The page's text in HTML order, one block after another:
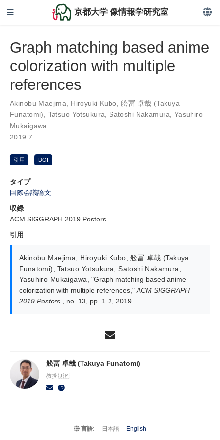
京都大学 像情報学研究室
Graph matching based anime
colorization with multiple
references
Akinobu Maejima Hiroyuki Kubo ,舩冨 卓哉 (Takuya
Funatomi)
Tatsuo Yotsukura Satoshi Nakamura
Yasuhiro
Mukaigawa
2019.7
引用 DOI
タイプ
国際会議論文
収録
ACM SIGGRAPH 2019 Posters
引用
Akinobu Maejima Hiroyuki Kubo ,舩冨 卓哉 (Takuya
Funatomi)
Tatsuo Yotsukura ,Satoshi Nakamura
Yasuhiro Mukaigawa ,"Graph matching based anime
colorization with multiple references," ACM SIGGRAPH
2019 Posters , no. 13, pp. 1-2, 2019.
舩冨 卓哉 (Takuya Funatomi)
教授 🇯🇵
言語: 日本語 English